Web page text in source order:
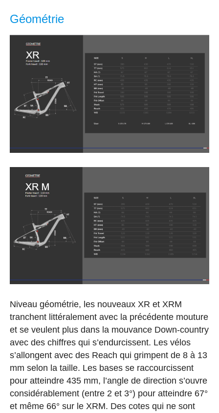
Géométrie
Niveau géométrie, les nouveaux XR et XRM
tranchent littéralement avec la précédente mouture
et se veulent plus dans la mouvance Down-country
avec des chiffres qui s’endurcissent. Les vélos
s’allongent avec des Reach qui grimpent de 8 à 13
mm selon la taille. Les bases se raccourcissent
pour atteindre 435 mm, l’angle de direction s’ouvre
considérablement (entre 2 et 3°) pour atteindre 67°
et même 66° sur le XRM. Des cotes qui ne sont